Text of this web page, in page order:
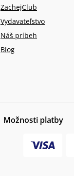
ZachejClub
Vydavateľstvo
Náš príbeh
Blog
Možnosti platby